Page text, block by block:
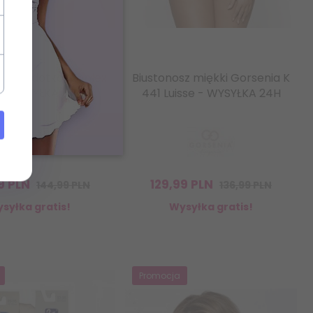
bardotka Nipplex
WYSYŁKA 24H
PLN
gratis!
Biustonosz miękki Gorsenia K
441 Luisse - WYSYŁKA 24H
129,99 PLN
Wysyłka gratis!
Promocja